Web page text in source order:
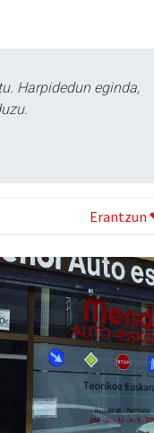
Harpidedun eginda,
Erantzun